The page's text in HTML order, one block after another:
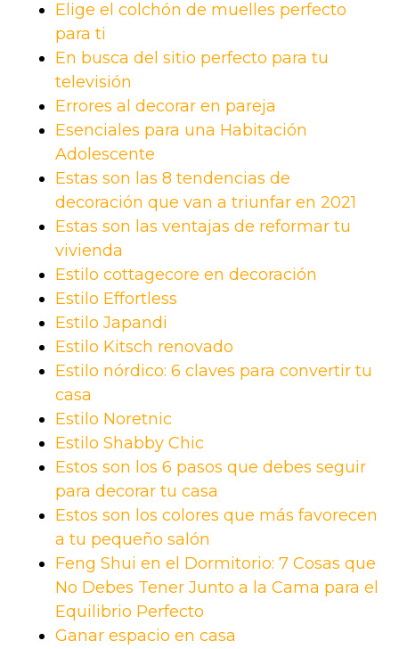
Elige el colchón de muelles perfecto
para ti
En busca del sitio perfecto para tu
televisión
Errores al decorar en pareja
Esenciales para una Habitación
Adolescente
Estas son las 8 tendencias de
decoración que van a triunfar en 2021
Estas son las ventajas de reformar tu
vivienda
Estilo cottagecore en decoración
Estilo Effortless
Estilo Japandi
Estilo Kitsch renovado
Estilo nórdico: 6 claves para convertir tu
casa
Estilo Noretnic
Estilo Shabby Chic
Estos son los 6 pasos que debes seguir
para decorar tu casa
Estos son los colores que más favorecen
a tu pequeño salón
Feng Shui en el Dormitorio: 7 Cosas que
No Debes Tener Junto a la Cama para el
Equilibrio Perfecto
Ganar espacio en casa